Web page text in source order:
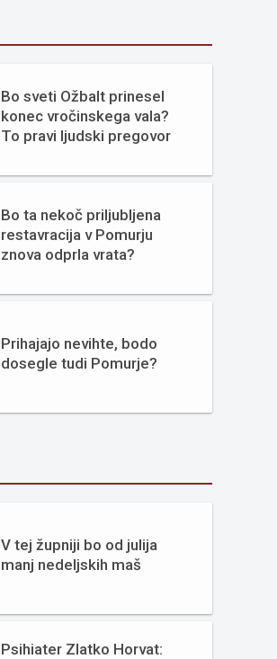
Bo sveti Ožbalt prinesel
konec vročinskega vala?
To pravi ljudski pregovor
Bo ta nekoč priljubljena
restavracija v Pomurju
znova odprla vrata?
Prihajajo nevihte, bodo
dosegle tudi Pomurje?
V tej župniji bo od julija
manj nedeljskih maš
Psihiater Zlatko Horvat: